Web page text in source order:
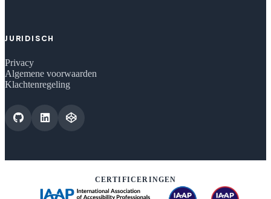
JURIDISCH
Privacy
Algemene voorwaarden
Klachtenregeling
CERTIFICERINGEN